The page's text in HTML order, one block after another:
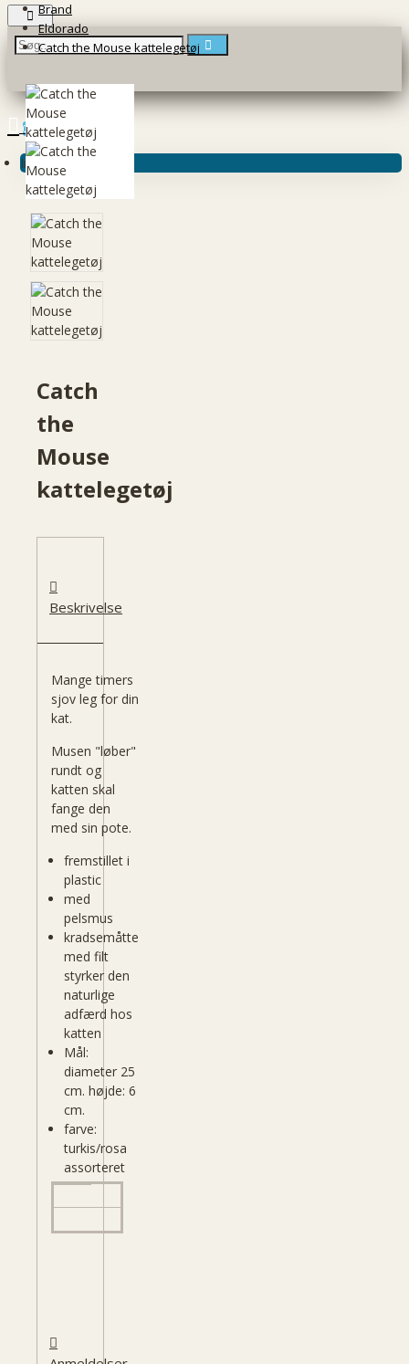
0 vare(r) - 0 DKK
0
Ingen produkter
Brand
Eldorado
Catch the Mouse kattelegetøj
Catch
the
Mouse
kattelegetøj
Beskrivelse
Mange timers
sjov leg for din
kat.
Musen "løber"
rundt og
katten skal
fange den
med sin pote.
fremstillet i
plastic
med
pelsmus
kradsemåtte
med filt
styrker den
naturlige
adfærd hos
katten
Mål:
diameter 25
cm. højde: 6
cm.
farve:
turkis/rosa
assorteret